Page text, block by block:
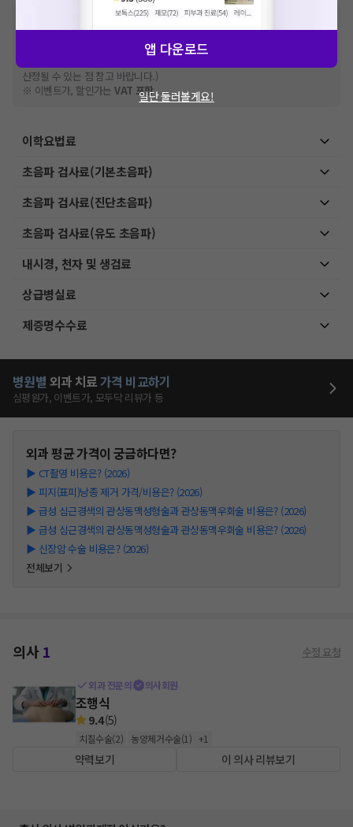
추가비용 등으로 실제 가격과 상이할 수 있으니, 정확
한 가격은 해당 의료기관에 직접 문의해주세요.
건강보험심사평가원에 고지되어 있는 급여 진료 기준 가
산정될 수 있는 점 참고 바랍니다.)
※ 이벤트가, 할인가는VAT 포함
이학요법료
초음파 검사료(기본초음파)
초음파 검사료(진단초음파)
초음파 검사료(유도 초음파)
내시경, 천자 및 생검료
상급병실료
제증명수수료
병원별 외과 치료가격 비교하기
심평원가, 이벤트가, 모두닥 리뷰가 등
외과평균 가격이 궁금하다면?
▶ CT촬영 비용은? (2026)
▶ 피지(표피)낭종 제거 가격/비용은? (2026)
▶ 급성 심근경색의 관상동맥성형술과 관상동맥우회술 비용은? (2026)
▶ 급성 심근경색의 관상동맥성형술과 관상동맥우회술 비용은? (2026)
▶ 신장암 수술 비용은? (2026)
전체보기
의사1 수정 요청
외과 전문의 의사회원
조행식
9.4(5)
치질수술(2) 농양제거수술(1 ) +1
약력보기 이 의사 리뷰보기
앱 다운로드
일단 둘러볼게요!